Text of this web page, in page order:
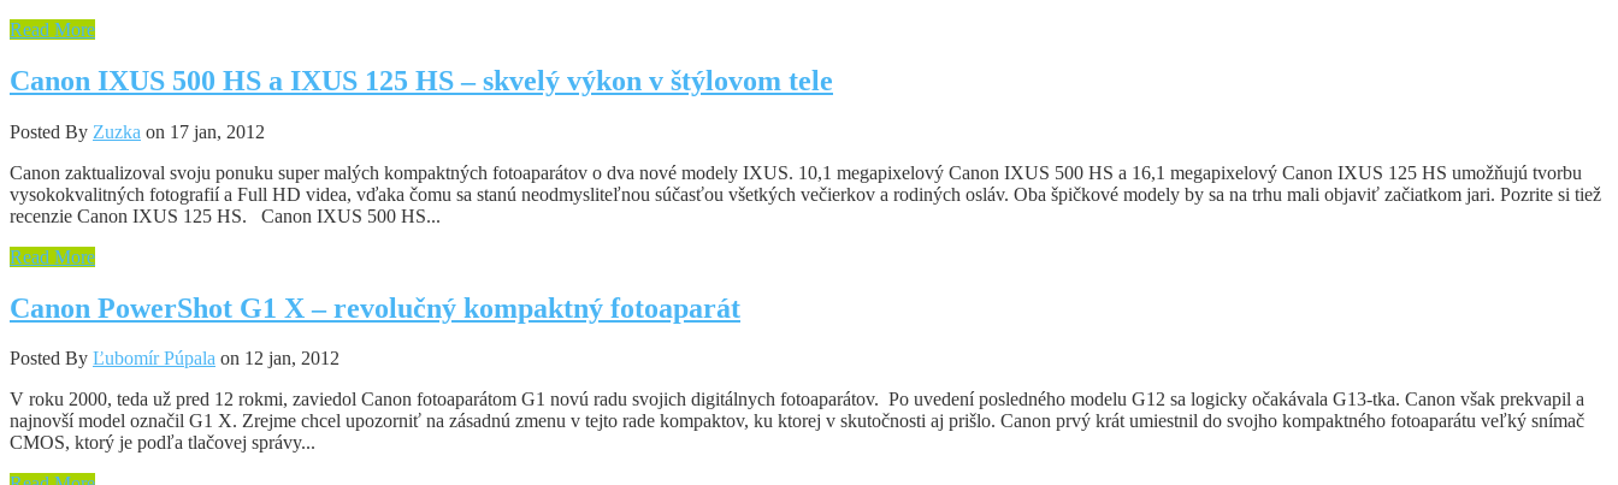
Read More
Canon IXUS 500 HS a IXUS 125 HS – skvelý výkon v štýlovom tele
Posted By Zuzka on 17 jan, 2012
Canon zaktualizoval svoju ponuku super malých kompaktných fotoaparátov o dva nové modely IXUS. 10,1 megapixelový Canon IXUS 500 HS a 16,1 megapixelový Canon IXUS 125 HS umožňujú tvorbu
vysokokvalitných fotografií a Full HD videa, vďaka čomu sa stanú neodmysliteľnou súčasťou všetkých večierkov a rodiných osláv. Oba špičkové modely by sa na trhu mali objaviť začiatkom jari. Pozrite si tiež
recenzie Canon IXUS 125 HS. Canon IXUS 500 HS...
Read More
Canon PowerShot G1 X – revolučný kompaktný fotoaparát
Posted By Ľubomír Púpala on 12 jan, 2012
V roku 2000, teda už pred 12 rokmi, zaviedol Canon fotoaparátom G1 novú radu svojich digitálnych fotoaparátov. Po uvedení posledného modelu G12 sa logicky očakávala G13-tka. Canon však prekvapil a
najnovší model označil G1 X. Zrejme chcel upozorniť na zásadnú zmenu v tejto rade kompaktov, ku ktorej v skutočnosti aj prišlo. Canon prvý krát umiestnil do svojho kompaktného fotoaparátu veľký snímač
CMOS, ktorý je podľa tlačovej správy...